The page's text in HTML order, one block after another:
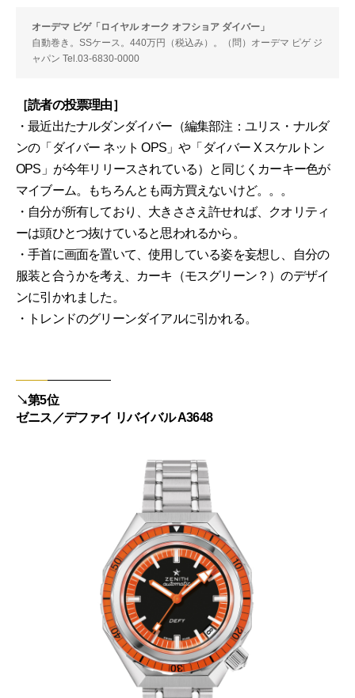
オーデマ ピゲ「ロイヤル オーク オフショア ダイバー」
自動巻き。SSケース。440万円（税込み）。（問）オーデマ ピゲ ジ
ャパン Tel.03-6830-0000
［読者の投票理由］
・最近出たナルダンダイバー（編集部注：ユリス・ナルダ
ンの「ダイバー ネット OPS」や「ダイバー X スケルトン
OPS」が今年リリースされている）と同じくカーキー色が
マイブーム。もちろんとも両方買えないけど。。。
・自分が所有しており、大きささえ許せれば、クオリティ
ーは頭ひとつ抜けていると思われるから。
・手首に画面を置いて、使用している姿を妄想し、自分の
服装と合うかを考え、カーキ（モスグリーン？）のデザイ
ンに引かれました。
・トレンドのグリーンダイアルに引かれる。
↘︎第5位
ゼニス／デファイ リバイバル A3648